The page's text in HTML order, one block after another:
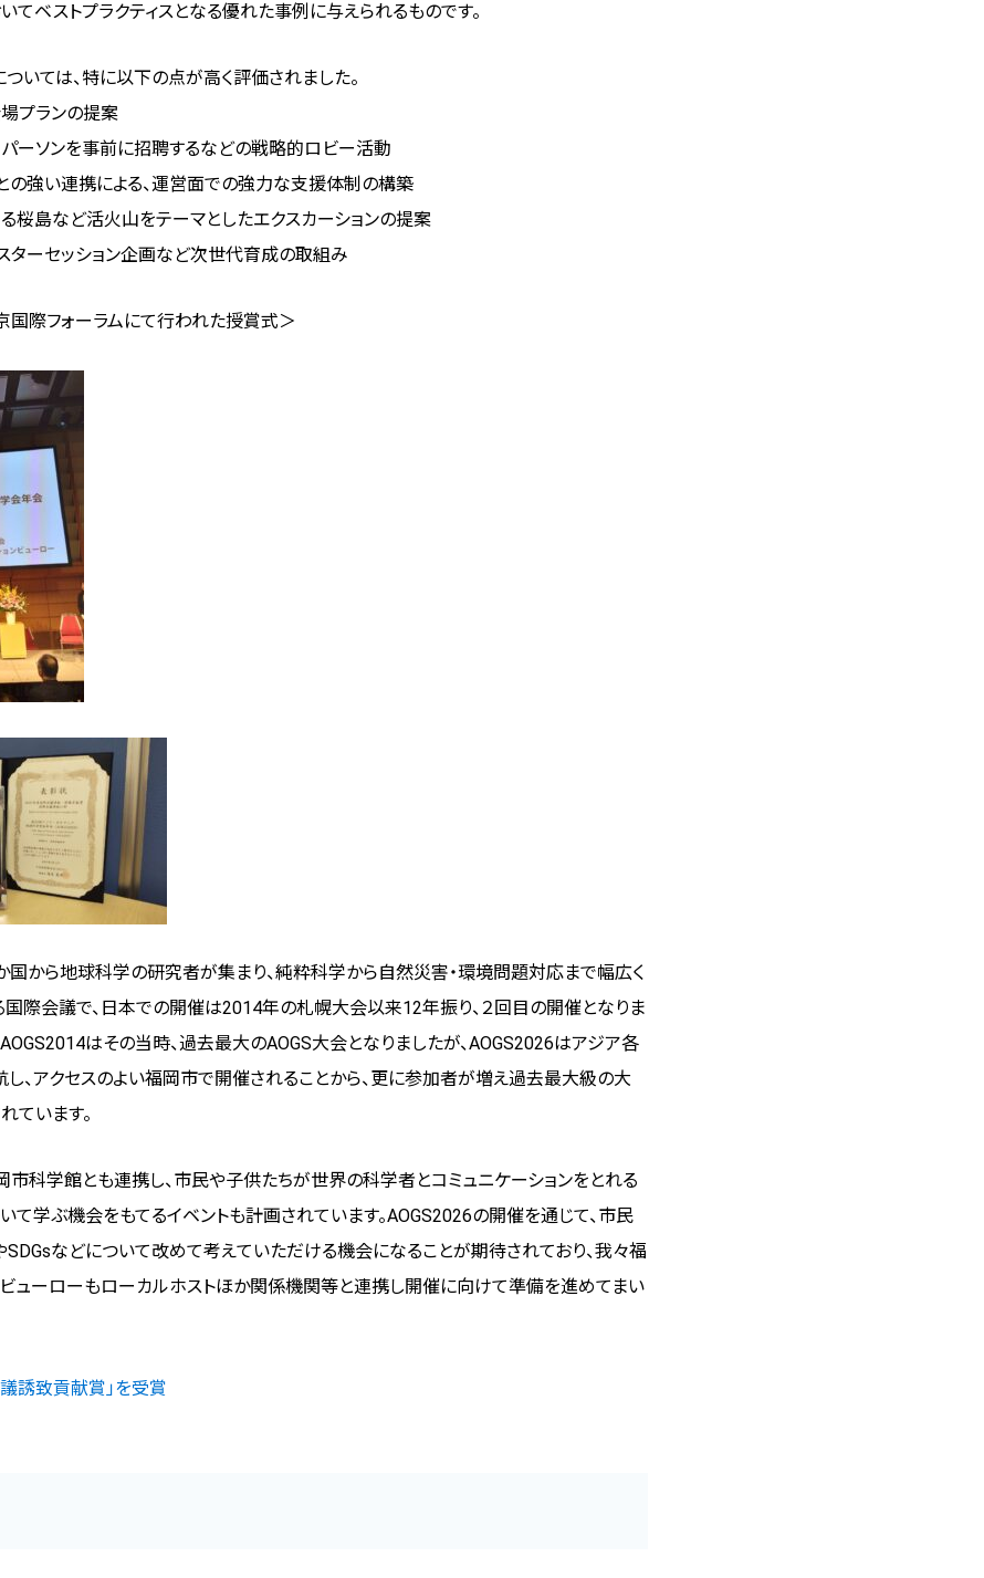
てベストプラクティスとなる優れた事例に与えられるものです。
いては、特に以下の点が高く評価されました。
プランの提案
ソンを事前に招聘するなどの戦略的ロビー活動
強い連携による、運営面での強力な支援体制の構築
島など活火山をテーマとしたエクスカーションの提案
ーセッション企画など次世代育成の取組み
際フォーラムにて行われた授賞式＞
国から地球科学の研究者が集まり、純粋科学から自然災害・環境問題対応まで幅広く
際会議で、日本での開催は2014年の札幌大会以来12年振り、２回目の開催となりま
はその当時、過去最大のAOGS大会となりましたが、AOGS2026はアジア各
、アクセスのよい福岡市で開催されることから、更に参加者が増え過去最大級の大
ています。
科学館とも連携し、市民や子供たちが世界の科学者とコミュニケーションをとれる
て学ぶ機会をもてるイベントも計画されています。AOGS2026の開催を通じて、市民
などについて改めて考えていただける機会になることが期待されており、我々福
ューローもローカルホストほか関係機関等と連携し開催に向けて準備を進めてまい
誘致貢献賞」を受賞